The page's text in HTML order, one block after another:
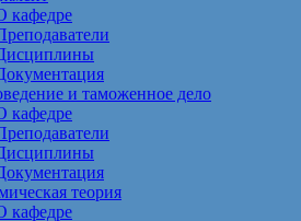
кафедре
и таможенное дело
кафедре
теория
кафедре